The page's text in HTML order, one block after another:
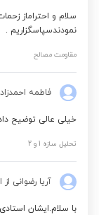
سلام و احتراماز
نمودندسپاسگزاریم .
مقاومت مصالح
فاطمه
خیلی عالی توضیح
تحلیل سازه 1 و 2
آریا رضوانی از
با سلام.ایشان